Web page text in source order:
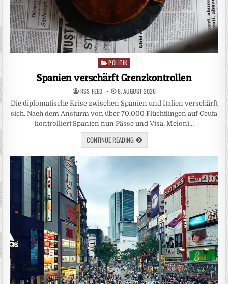
Posted
in
POLITIK
Spanien verschärft Grenzkontrollen
RSS-FEED 8. AUGUST 2026
Die diplomatische Krise zwischen Spanien und Italien verschärft
sich. Nach dem Ansturm von über 70.000 Flüchtlingen auf Ceuta
kontrolliert Spanien nun Pässe und Visa. Meloni…
CONTINUE READING